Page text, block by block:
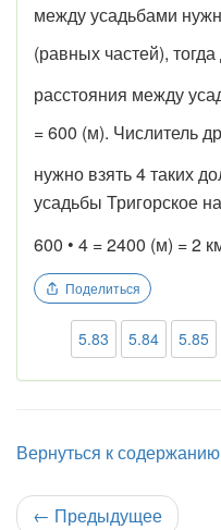
между усадьбами
(равных частей),
расстояния между
= 600 (м). Числитель
нужно взять 4 таких
усадьбы Тригорское
600 • 4 = 2400 (м) = 2
Поделиться
5.83 5.84 5.85
Вернуться к
← Предыдущее